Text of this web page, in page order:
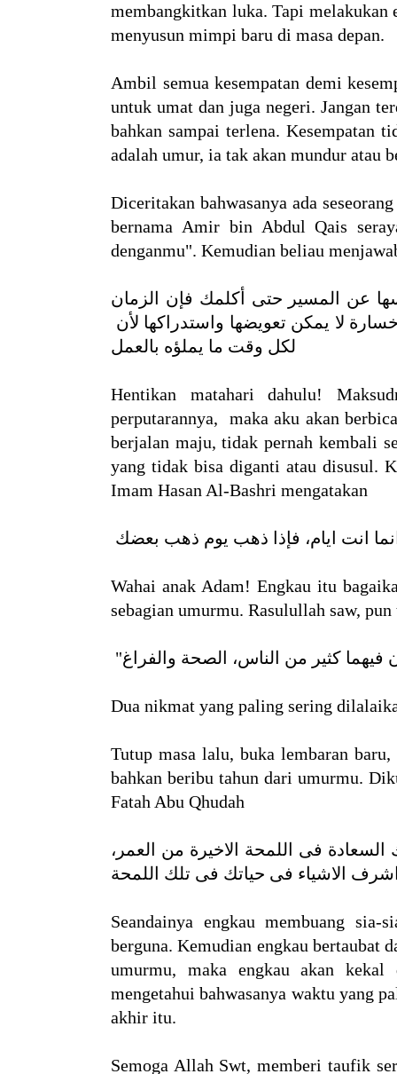
membangkitkan luka. Tapi melakukan
menyusun mimpi baru di masa depan.
Ambil semua kesempatan demi
untuk umat dan juga negeri. Jangan
bahkan sampai terlena. Kesempatan
adalah umur, ia tak akan mundur atau
Diceritakan bahwasanya ada
bernama Amir bin Abdul Qais
denganmu". Kemudian beliau
المسير حتى أكلمك فإن الزمان
لا يمكن تعويضها واستدراكها لأن
لكل وقت ما يملؤه بالعمل
Hentikan matahari dahulu!
perputarannya, maka aku akan
berjalan maju, tidak pernah kembali
yang tidak bisa diganti atau disusul.
Imam Hasan Al-Bashri mengatakan
انما انت ايام، فإذا ذهب يوم ذهب بعضك
Wahai anak Adam! Engkau itu
sebagian umurmu. Rasulullah saw,
فيهما كثير من الناس، الصحة والفراغ
Dua nikmat yang paling sering
Tutup masa lalu, buka lembaran
bahkan beribu tahun dari umurmu.
Fatah Abu Qhudah
فى اللمحة الاخيرة من العمر،
Seandainya engkau membuang
berguna. Kemudian engkau bertaubat
umurmu, maka engkau akan
mengetahui bahwasanya waktu yang
akhir itu.
Semoga Allah Swt, memberi taufik